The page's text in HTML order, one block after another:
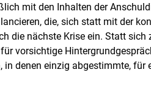
mit den Inhalten der
die, sich statt mit der
die nächste Krise ein. Statt sich
vorsichtige
denen einzig abgestimmte, für